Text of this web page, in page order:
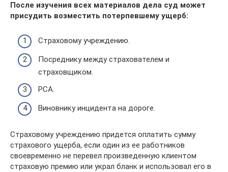
После изучения всех материалов дела суд может
присудить возместить потерпевшему ущерб:
Страховому учреждению.
Посреднику между страхователем и
страховщиком.
РСА.
Виновнику инцидента на дороге.
Страховому учреждению придется оплатить сумму
страхового ущерба, если один из ее работников
своевременно не перевел произведенную клиентом
страховую премию или украл бланк и использовал его в